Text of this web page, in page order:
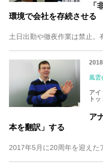
「
環境で会社を存続させる
風雲
アイ
ト
ア
本を翻訳」する